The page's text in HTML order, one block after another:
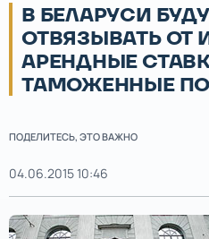
В БЕЛАРУСИ
ОТВЯЗЫВАТЬ ОТ
АРЕНДНЫЕ
ТАМОЖЕННЫЕ
ПОДЕЛИТЕСЬ, ЭТО ВАЖНО
04.06.2015 10:46